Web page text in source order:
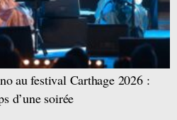
au festival Carthage 2026 :
d’une soirée